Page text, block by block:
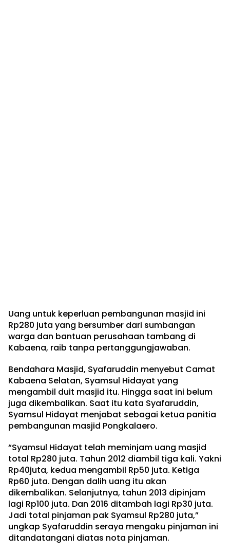
Uang untuk keperluan pembangunan masjid ini
Rp280 juta yang bersumber dari sumbangan
warga dan bantuan perusahaan tambang di
Kabaena, raib tanpa pertanggungjawaban.
Bendahara Masjid, Syafaruddin menyebut Camat
Kabaena Selatan, Syamsul Hidayat yang
mengambil duit masjid itu. Hingga saat ini belum
juga dikembalikan. Saat itu kata Syafaruddin,
Syamsul Hidayat menjabat sebagai ketua panitia
pembangunan masjid Pongkalaero.
“Syamsul Hidayat telah meminjam uang masjid
total Rp280 juta. Tahun 2012 diambil tiga kali. Yakni
Rp40juta, kedua mengambil Rp50 juta. Ketiga
Rp60 juta. Dengan dalih uang itu akan
dikembalikan. Selanjutnya, tahun 2013 dipinjam
lagi Rp100 juta. Dan 2016 ditambah lagi Rp30 juta.
Jadi total pinjaman pak Syamsul Rp280 juta,”
ungkap Syafaruddin seraya mengaku pinjaman ini
ditandatangani diatas nota pinjaman.